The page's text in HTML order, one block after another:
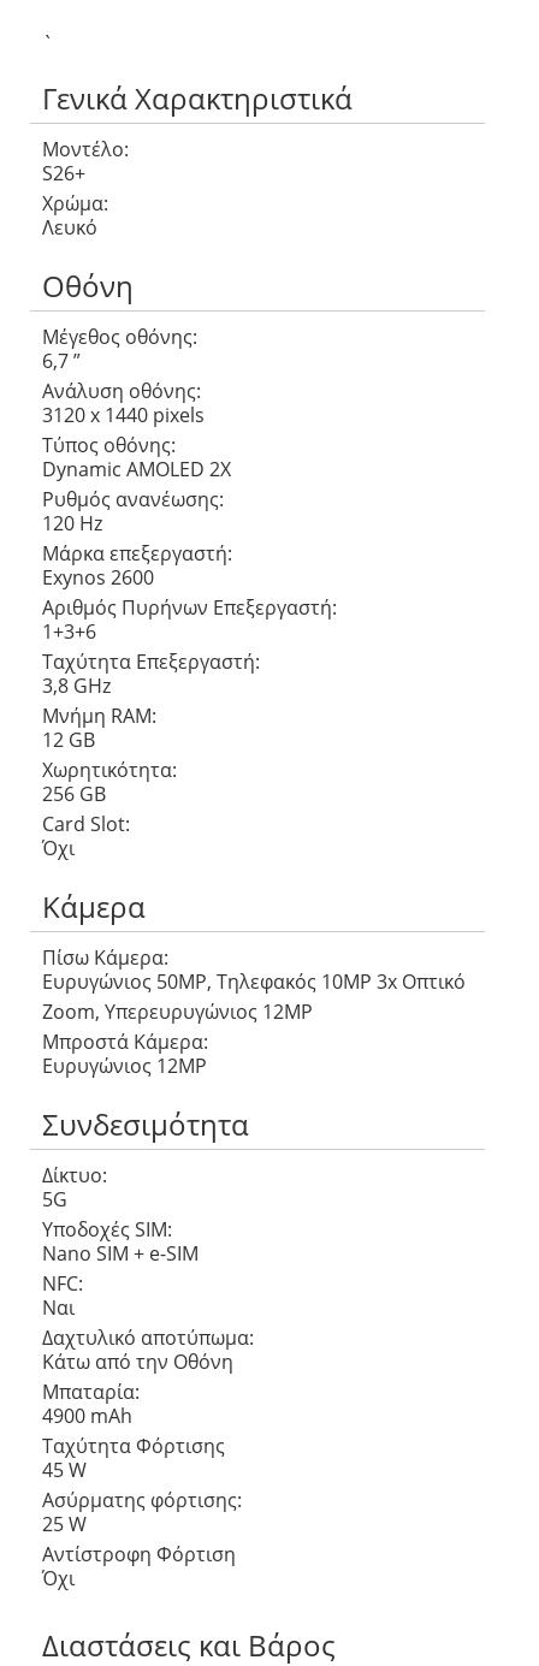
`
Γενικά Χαρακτηριστικά
Μοντέλο:
S26+
Χρώμα:
Λευκό
Οθόνη
Μέγεθος οθόνης:
6,7 ”
Ανάλυση οθόνης:
3120 x 1440 pixels
Τύπος οθόνης:
Dynamic AMOLED 2X
Ρυθμός ανανέωσης:
120 Hz
Μάρκα επεξεργαστή:
Exynos 2600
Αριθμός Πυρήνων Eπεξεργαστή:
1+3+6
Ταχύτητα Επεξεργαστή:
3,8 GHz
Μνήμη RAM:
12 GB
Χωρητικότητα:
256 GB
Card Slot:
Όχι
Κάμερα
Πίσω Κάμερα:
Ευρυγώνιος 50MP, Τηλεφακός 10MP 3x Οπτικό
Zoom, Υπερευρυγώνιος 12MP
Μπροστά Κάμερα:
Ευρυγώνιος 12MP
Συνδεσιμότητα
Δίκτυο:
5G
Υποδοχές SIM:
Nano SIM + e-SIM
NFC:
Ναι
Δαχτυλικό αποτύπωμα:
Κάτω από την Οθόνη
Μπαταρία:
4900 mAh
Ταχύτητα Φόρτισης
45 W
Ασύρματης φόρτισης:
25 W
Αντίστροφη Φόρτιση
Όχι
Διαστάσεις και Βάρος